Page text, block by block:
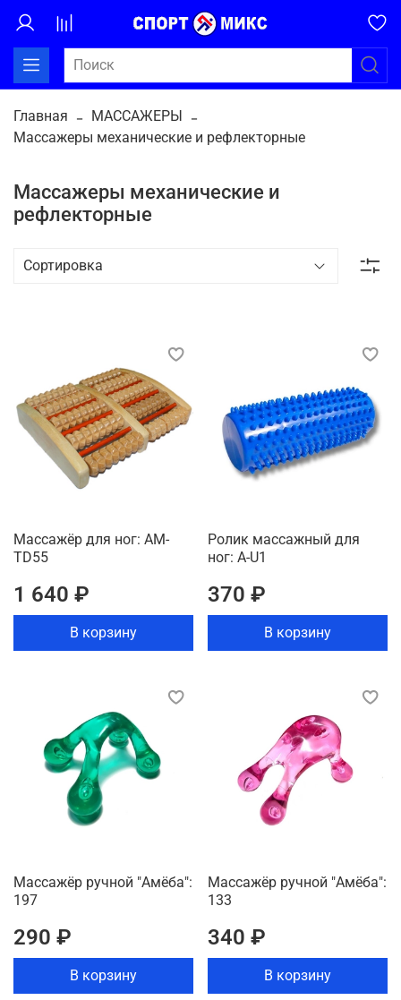
Главная
МАССАЖЕРЫ
Массажеры механические и рефлекторные
Массажеры механические и
рефлекторные
Массажёр для ног: AM-
TD55
1 640 ₽
В корзину
Ролик массажный для
ног: A-U1
370 ₽
В корзину
Массажёр ручной "Амёба":
197
290 ₽
В корзину
Массажёр ручной "Амёба":
133
340 ₽
В корзину